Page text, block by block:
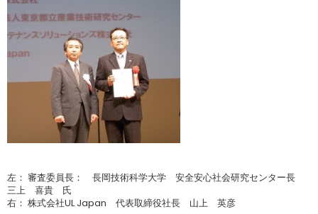
左： 審査委員長： 長岡技術科学大学 安全安心社会研究センター長
三上 喜貴 氏
右： 株式会社UL Japan 代表取締役社長 山上 英彦